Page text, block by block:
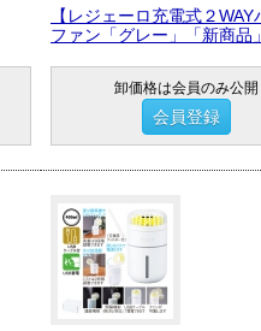
【レジェーロ充電式２WAY
ファン「グレー」「新商品
卸価格は会員のみ公開
会員登録